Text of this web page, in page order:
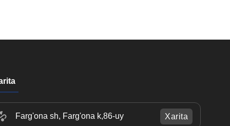
Farg'ona sh, Farg'ona k,86-uy Xarita